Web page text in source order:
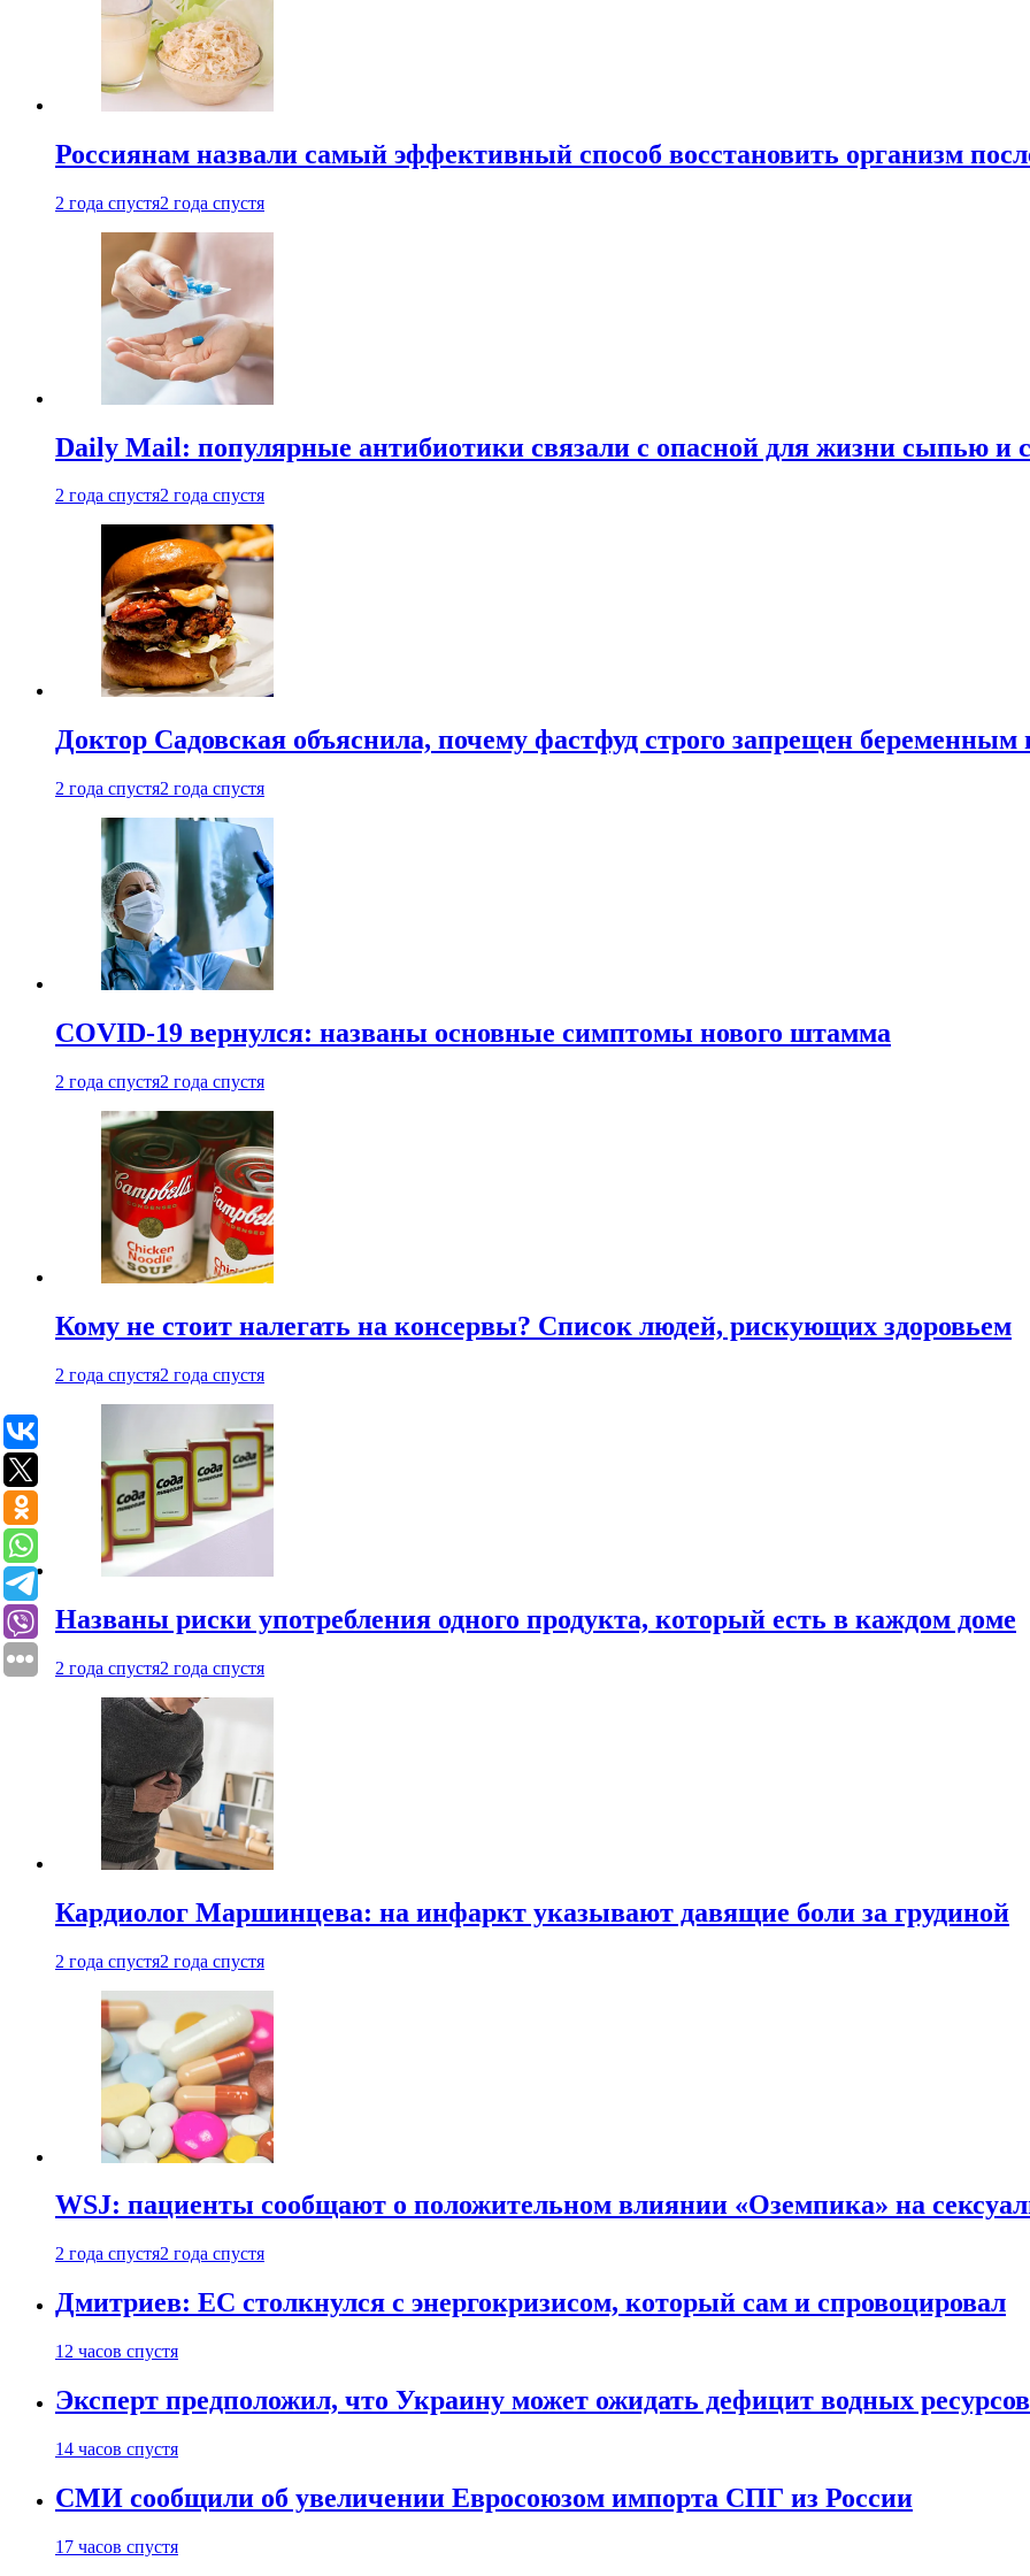
Россиянам назвали самый эффективный способ восстановить организм
2 года спустя2 года спустя
Daily Mail: популярные антибиотики связали с опасной для жизни сыпью и
2 года спустя2 года спустя
Доктор Садовская объяснила, почему фастфуд строго запрещен беременным
2 года спустя2 года спустя
COVID-19 вернулся: названы основные симптомы нового штамма
2 года спустя2 года спустя
Кому не стоит налегать на консервы? Список людей, рискующих здоровьем
2 года спустя2 года спустя
Названы риски употребления одного продукта, который есть в каждом доме
2 года спустя2 года спустя
Кардиолог Маршинцева: на инфаркт указывают давящие боли за грудиной
2 года спустя2 года спустя
WSJ: пациенты сообщают о положительном влиянии «Оземпика» на
2 года спустя2 года спустя
Дмитриев: ЕС столкнулся с энергокризисом, который сам и спровоцировал
12 часов спустя
Эксперт предположил, что Украину может ожидать дефицит водных ресурсов
14 часов спустя
СМИ сообщили об увеличении Евросоюзом импорта СПГ из России
17 часов спустя